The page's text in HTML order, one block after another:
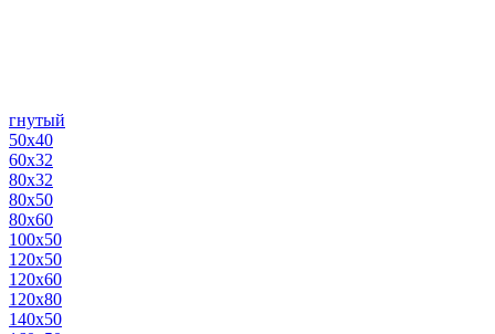
гнутый
50х40
60х32
80х32
80х50
80х60
100х50
120х50
120х60
120х80
140х50